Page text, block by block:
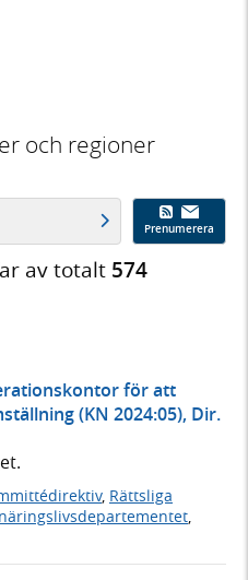
och regioner
Prenumerera
av totalt 574
för att
(KN 2024:05), Dir.
, Rättsliga
,